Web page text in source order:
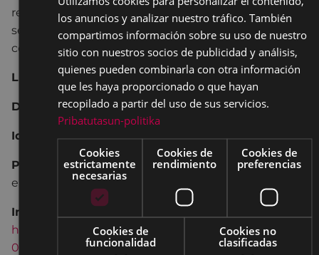
recetas aprovechando los RESTOS de COMIDA que
se te acumulan en la nevera y prueba diferentes
comidas RICAS y SALUDABLES.
Lugar: Cocina de Portalea, Bista Eder 10, Eibar
Día y hora:22 de noviembre: 18:00 – 20:00
Idioma: bilingüe
Precio:
empadronados/as en Eibar: 4 €/ No
empadronados/as en Eibar: 7 €
Inscripciones:
https://formularioak.eibar.eus/es/
02
los anuncios y analizar nuestro tráfico. También
compartimos información sobre su uso de nuestro
sitio con nuestros socios de publicidad y análisis,
quienes pueden combinarla con otra información
que les haya proporcionado o que hayan
recopilado a partir del uso de sus servicios.
Pribatutasun-politika
Cookies
estrictamente
necesarias
Cookies de
rendimiento
Cookies de
preferencias
Cookies de
funcionalidad
Cookies no
clasificadas